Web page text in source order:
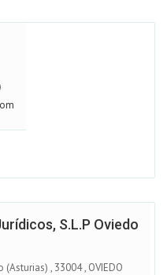
S.L.P Oviedo
(Asturias) , 33004, OVIEDO